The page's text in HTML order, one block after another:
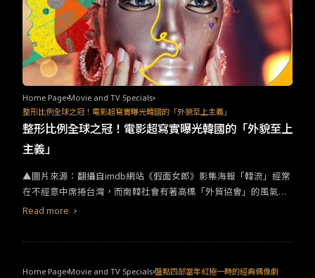
Home Page Movie and TV Specials
整形比例全球之冠！電影超寫實曝光韓國的「外貌至上主義」
整形比例全球之冠！電影超寫實曝光韓國的「外貌至上
主義」
▲圖片來源：翻攝自imdb網站《假面女郎》影集海報「韓流」經常
在不經意中席捲台灣，而南韓社會有著高標「外貿協會」的風氣，
對美的標準極致嚴苛。也正因如此，許多韓國人從小就受到關於外
上整形比例就已高達50%以上，首爾的比例更是居高不下，每5名女
Read more
Home Page Movie and TV Specials 盤點四部當年紅極一時的經典偶像劇